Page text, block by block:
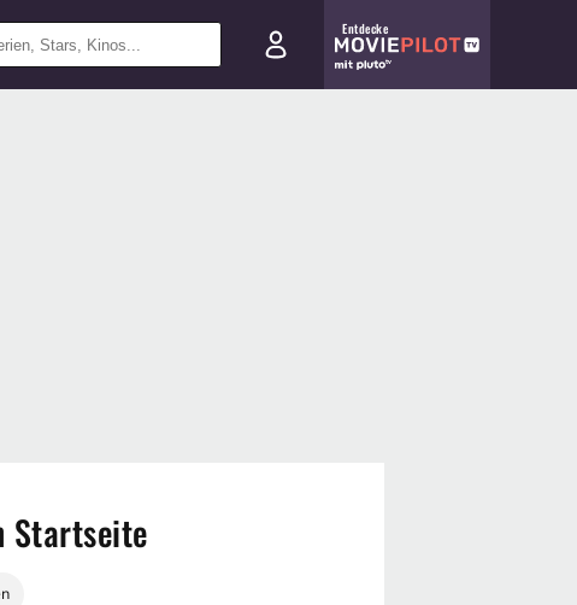
Entdecke
Startseite